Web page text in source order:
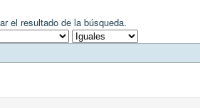
el resultado de la búsqueda.